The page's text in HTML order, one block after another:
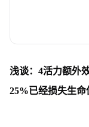
浅谈：4活力额外
25%已经损失生